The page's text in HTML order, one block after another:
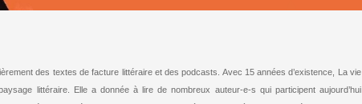
des textes de facture littéraire et des podcasts. Avec 15 années d’existence, La vie
littéraire. Elle a donnée à lire de nombreux auteur-e-s qui participent aujourd’hui